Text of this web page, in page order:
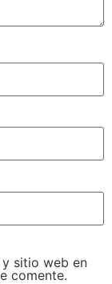
sitio web en
comente.